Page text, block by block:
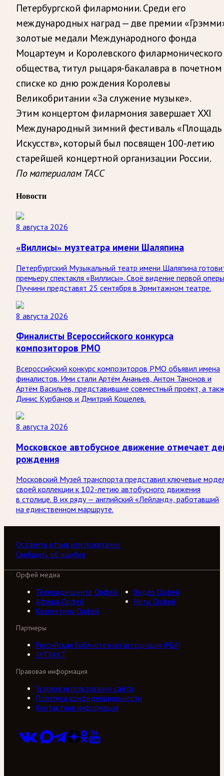
Петербургской филармонии. Среди его
международных наград — две премии
золотые медали Международного фонда
Моцартеум и Королевского филармонического
общества, титул рыцаря-бакалавра в почетном
списке ко дню рождения Королевы
Великобритании «За служение музыке».
Этим концертом филармония завершает XXI
Международный зимний фестиваль «Площадь
Искусств», который был посвящен 100-летию
старейшей концертной организации России.
По материалам ТАСС
Новости
8 августа 2026
«Виллисы» музтеатра имени Шаляпина
Петербургский Музыкальный театр имени Шаляпина
премьеру спектакля «Виллисы». Своё видение первой оперы
Пуччини представят 25 сентября в Эрмитажном театре.
8 августа 2026
Финалисты Всероссийского конкурса
композиторов РМО
Всероссийский конкурс композиторов РМО объявил имена
финалистов. Ими стали Артём Ананьев, Антон Танонов и
Артём Васильев, представившие совместный проект, а
Динис Курбанов и Дмитрий Кошелев.
8 августа 2026
Московское автобусное движение отмечает
рождения
Московский Музей транспорта представил ключевые
своей коллекции к 102-летию автобусного движения
в столице. В их ряду — английский «Лейланд», работавший
на единственном маршруте.
Оставить отзыв или пожелание
Сообщить об ошибке
Орфей медиа
Телерадиоцентр Орфей
Видео Орфей
Афиша Орфей
Ноты Орфей
Коллективы Орфей
Партнеры
Российская библиотечная ассоциация (РБА)
///ТРАКТ
Правовая информация
Условия использования сайта
Политика конфиденциальности
Контактная информация